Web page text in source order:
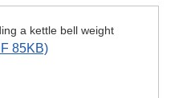
85KB)